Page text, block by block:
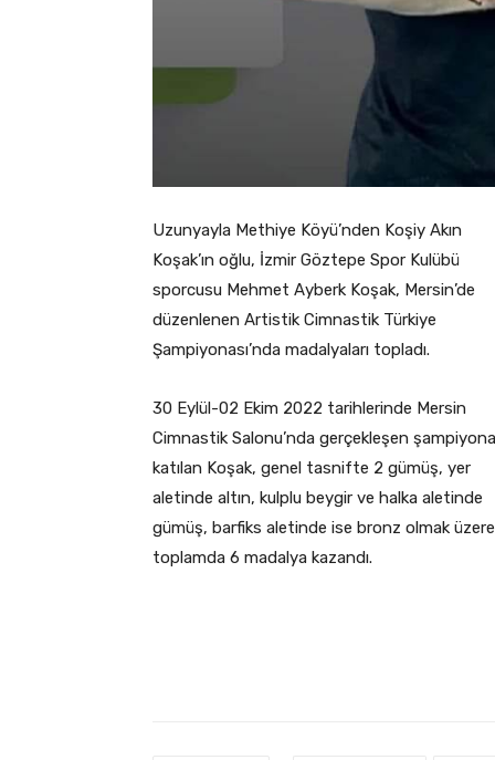
Uzunyayla Methiye Köyü’nden Koşiy Akın
Koşak’ın oğlu, İzmir Göztepe Spor Kulübü
sporcusu Mehmet Ayberk Koşak, Mersin’de
düzenlenen Artistik Cimnastik Türkiye
Şampiyonası’nda madalyaları topladı.
30 Eylül-02 Ekim 2022 tarihlerinde Mersin
Cimnastik Salonu’nda gerçekleşen
katılan Koşak, genel tasnifte 2 gümüş, yer
aletinde altın, kulplu beygir ve halka aletinde
gümüş, barfiks aletinde ise bronz olmak üzere
toplamda 6 madalya kazandı.